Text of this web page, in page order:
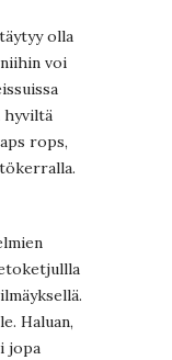
olla
voi
hyviltä
rops,
Haluan,
jopa